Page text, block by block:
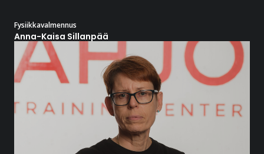
Fysiikkavalmennus
Anna-Kaisa Sillanpää